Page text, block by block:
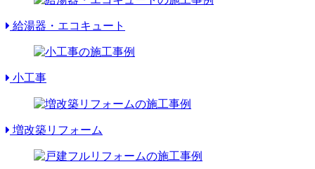
給湯器・エコキュート
小工事
増改築リフォーム